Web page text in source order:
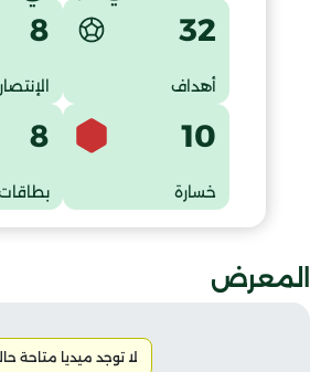
32
أهداف
8
10
خسارة
8
المعرض
لا توجد ميديا متاحة